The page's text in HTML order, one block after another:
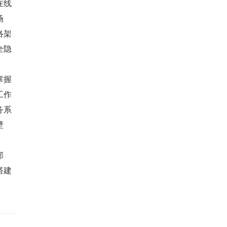
线
架
隐
握
作
系
建